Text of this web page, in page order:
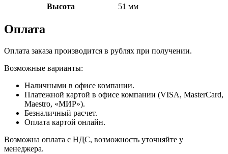
Высота
51 мм
Оплата
Оплата заказа производится в рублях при получении.
Возможные варианты:
Наличными в офисе компании.
Платежной картой в офисе компании (VISA, MasterCard,
Maestro, «МИР»).
Безналичный расчет.
Оплата картой онлайн.
Возможна оплата с НДС, возможность уточняйте у
менеджера.